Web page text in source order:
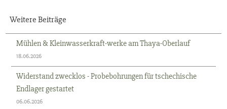
Weitere Beiträge
Mühlen & Kleinwasserkraft-werke am Thaya-Oberlauf
18.06.2026
Widerstand zwecklos - Probebohrungen für tschechische
Endlager gestartet
06.06.2026